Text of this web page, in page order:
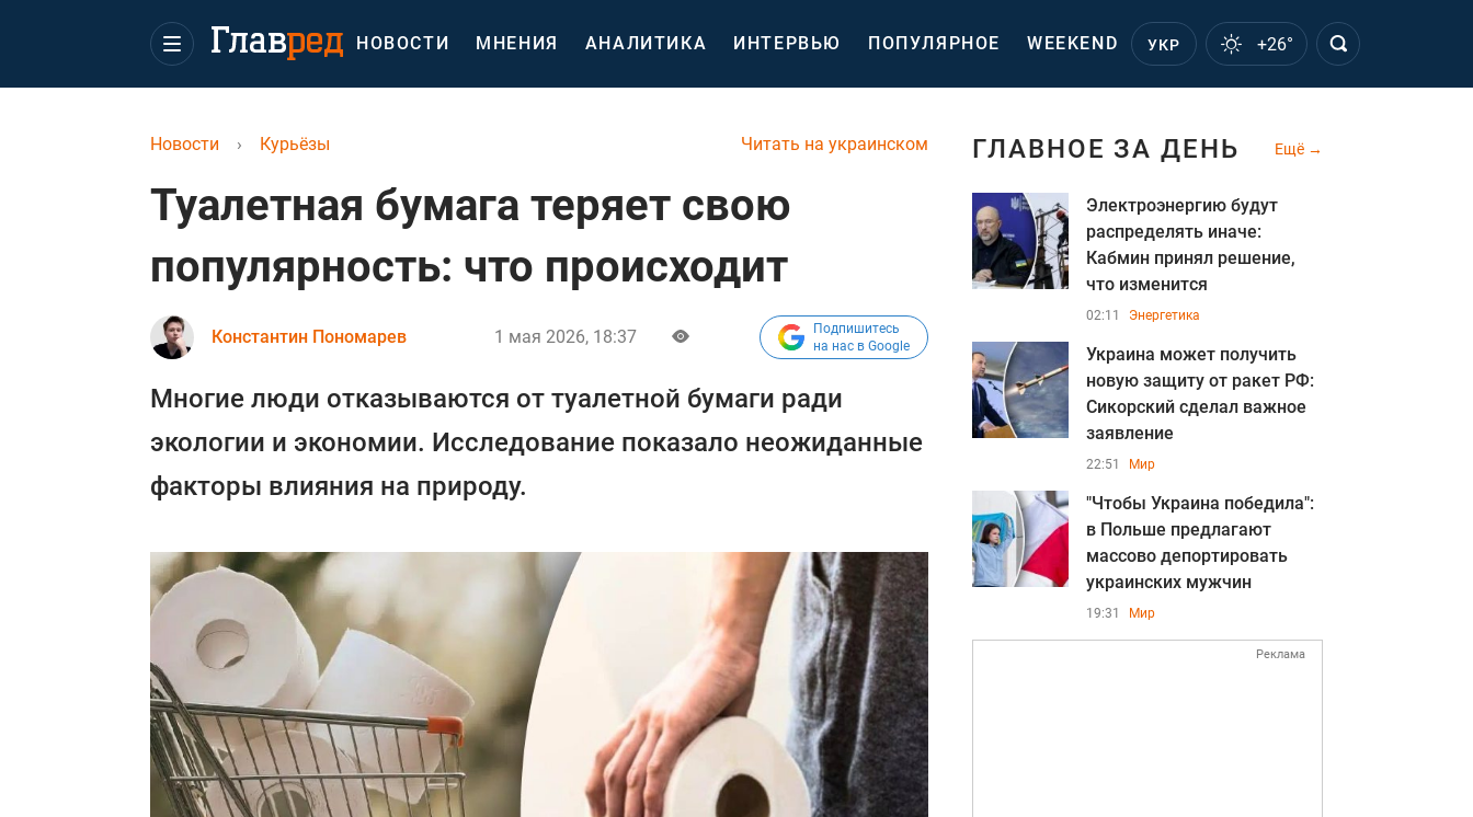
НОВОСТИ МНЕНИЯ АНАЛИТИКА ИНТЕРВЬЮ ПОПУЛЯРНОЕ WEEKEND УКР +26°
Читать на украинском
Новости › Курьёзы
Туалетная бумага теряет свою
популярность: что происходит
Константин Пономарев 1 мая 2026, 18:37
Подпишитесь
на нас в Google
Многие люди отказываются от туалетной бумаги ради
экологии и экономии. Исследование показало неожиданные
факторы влияния на природу.
ГЛАВНОЕ ЗА ДЕНЬ Ещё
Электроэнергию будут
распределять иначе:
Кабмин принял решение,
что изменится
02:11 Энергетика
Украина может получить
новую защиту от ракет РФ:
Сикорский сделал важное
заявление
22:51 Мир
"Чтобы Украина победила":
в Польше предлагают
массово депортировать
украинских мужчин
19:31 Мир
Реклама